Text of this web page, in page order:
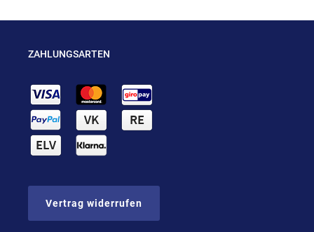
ZAHLUNGSARTEN
Vertrag widerrufen